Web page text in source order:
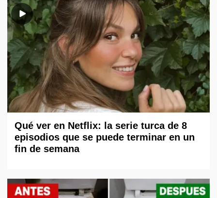
Qué ver en Netflix: la serie turca de 8
episodios que se puede terminar en un
fin de semana